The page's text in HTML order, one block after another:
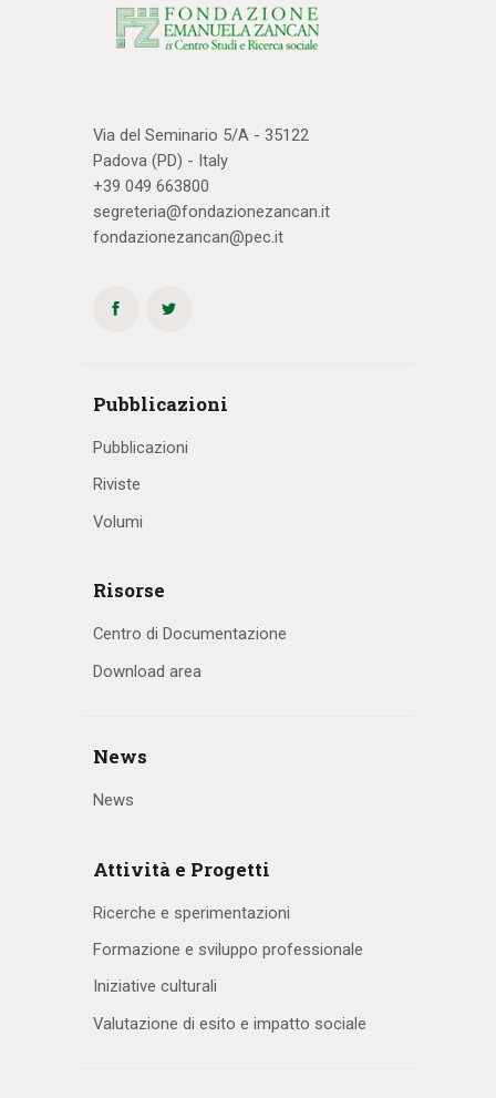
Via del Seminario 5/A - 35122
Padova (PD) - Italy
+39 049 663800
segreteria@fondazionezancan.it
fondazionezancan@pec.it
Pubblicazioni
Pubblicazioni
Riviste
Volumi
Risorse
Centro di Documentazione
Download area
News
News
Attività e Progetti
Ricerche e sperimentazioni
Formazione e sviluppo professionale
Iniziative culturali
Valutazione di esito e impatto sociale